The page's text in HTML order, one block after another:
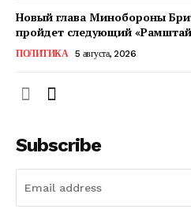
Новый глава Минобороны
пройдет следующий
ПОЛИТИКА 5 августа, 2026
Subscribe